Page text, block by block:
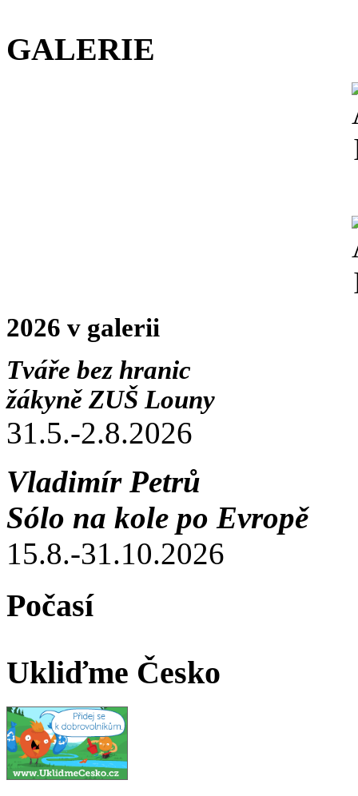
GALERIE
2026 v galerii
Tváře bez hranic
žákyně ZUŠ Louny
31.5.-2.8.2026
Vladimír Petrů
Sólo na kole po Evropě
15.8.-31.10.2026
Počasí
Ukliďme Česko